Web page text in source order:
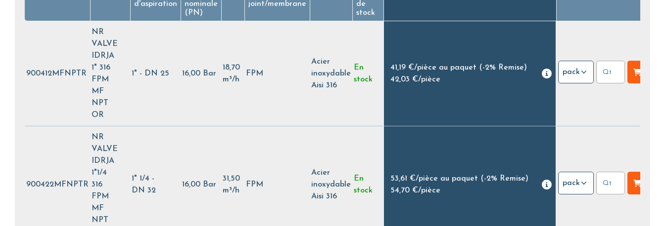
d'aspiration
nominale
(PN)
joint/membrane
de
stock
900412MFNPTR
NR
VALVE
IDRJA
1" 316
FPM
MF
NPT
OR
1" - DN 25 16,00 Bar
18,70
m³/h
FPM
Acier
inoxydable
Aisi 316
En
stock
41,19 €/pièce au paquet (-2% Remise)
42,03 €/pièce
pack
900422MFNPTR
NR
VALVE
IDRJA
1"1/4
316
FPM
MF
NPT
1" 1/4 -
DN 32
16,00 Bar
31,50
m³/h
FPM
Acier
inoxydable
Aisi 316
En
stock
53,61 €/pièce au paquet (-2% Remise)
54,70 €/pièce
pack